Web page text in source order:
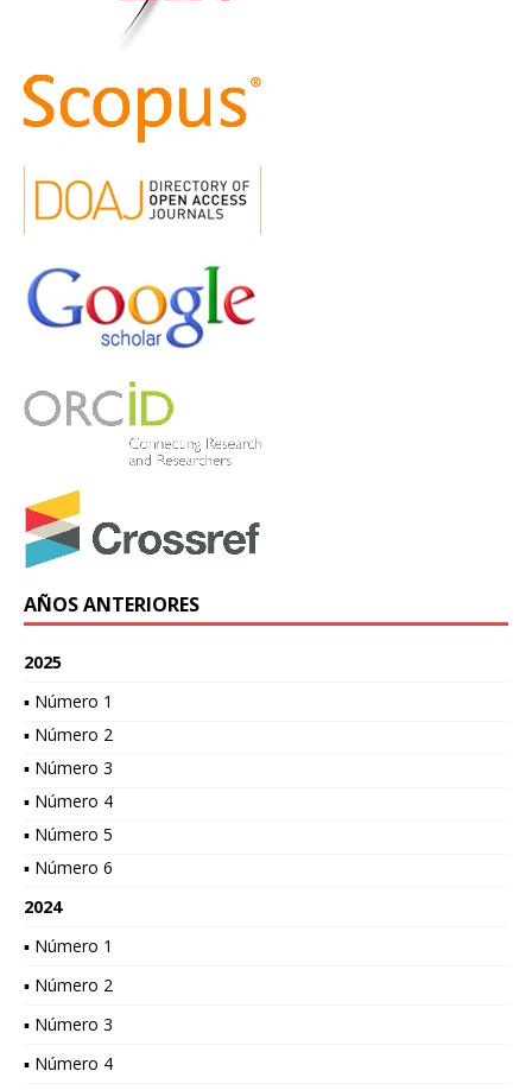
AÑOS ANTERIORES
2025
▪ Número 1
▪ Número 2
▪ Número 3
▪ Número 4
▪ Número 5
▪ Número 6
2024
▪ Número 1
▪ Número 2
▪ Número 3
▪ Número 4